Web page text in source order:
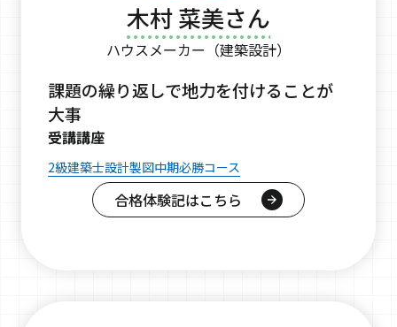
木村 菜美さん
ハウスメーカー（建築設計）
課題の繰り返しで地力を付けることが
大事
受講講座
2級建築士設計製図中期必勝コース
合格体験記はこちら